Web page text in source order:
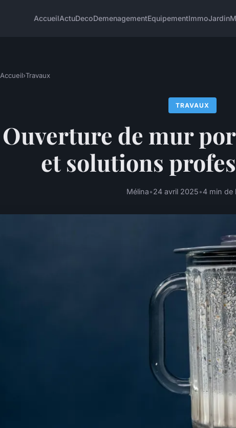
AccueilActuDecoDemenagementEquipementImmoJardin
Accueil›Travaux
TRAVAUX
Ouverture de mur
et solutions
Mélina•24 avril 2025•4 min de